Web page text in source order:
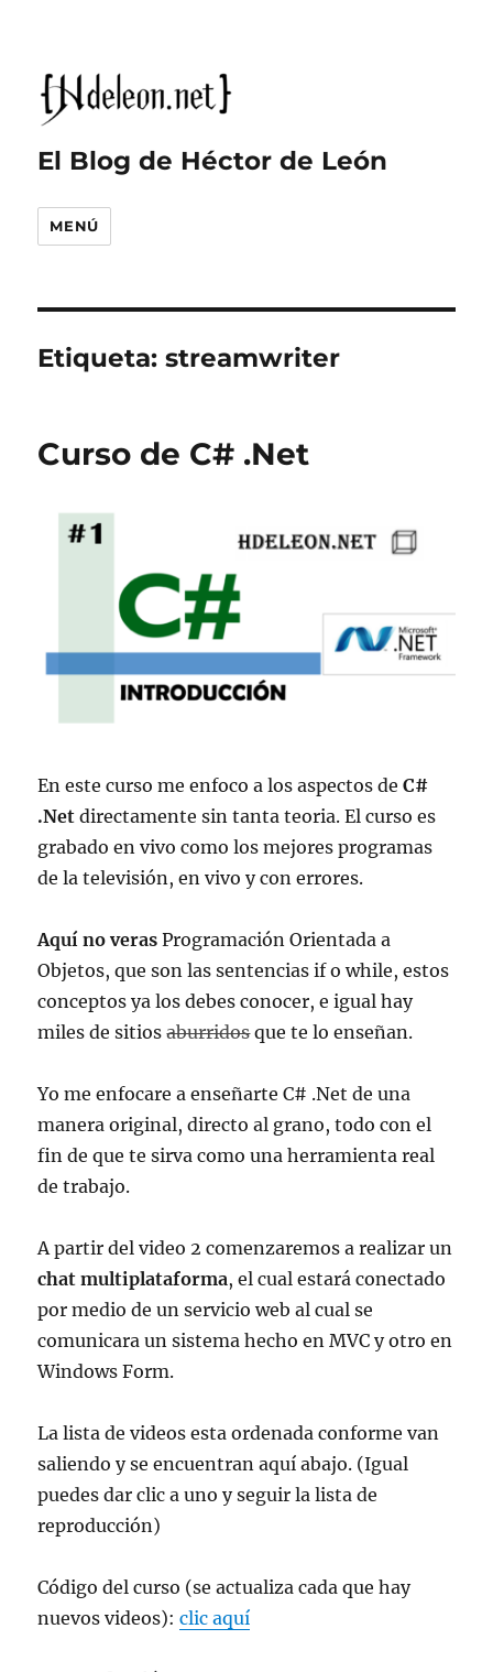
El Blog de Héctor de León
MENÚ
Etiqueta:streamwriter
Curso de C# .Net
En este curso me enfoco a los aspectos de C#
.Net directamente sin tanta teoria. El curso es
grabado en vivo como los mejores programas
de la televisión, en vivo y con errores.
Aquí no veras Programación Orientada a
Objetos, que son las sentencias if o while, estos
conceptos ya los debes conocer, e igual hay
miles de sitiosaburridosque te lo enseñan.
Yo me enfocare a enseñarte C# .Net de una
manera original, directo al grano, todo con el
fin de que te sirva como una herramienta real
de trabajo.
A partir del video 2 comenzaremos a realizar un
chat multiplataforma, el cual estará conectado
por medio de un servicio web al cual se
comunicara un sistema hecho en MVC y otro en
Windows Form.
La lista de videos esta ordenada conforme van
saliendo y se encuentran aquí abajo. (Igual
puedes dar clic a uno y seguir la lista de
reproducción)
Código del curso (se actualiza cada que hay
nuevos videos):clic aquí